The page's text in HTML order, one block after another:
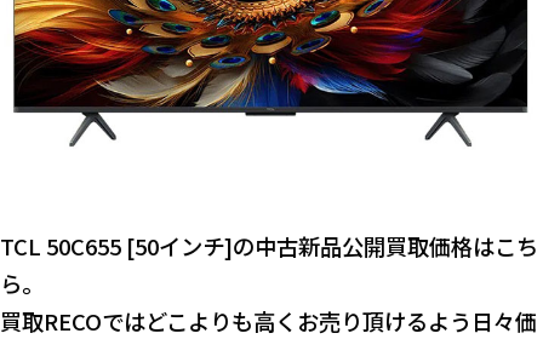
TCL 50C655 [50インチ]の中古新品公開買取価格はこち
ら。
買取RECOではどこよりも高くお売り頂けるよう日々価